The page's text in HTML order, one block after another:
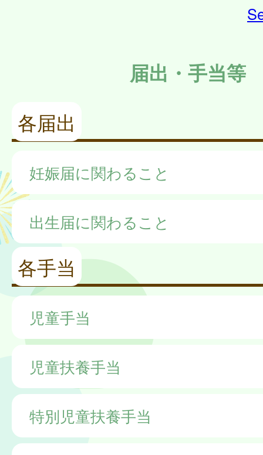
届出・手当等
各届出
妊娠届に関わること
出生届に関わること
各手当
児童手当
児童扶養手当
特別児童扶養手当